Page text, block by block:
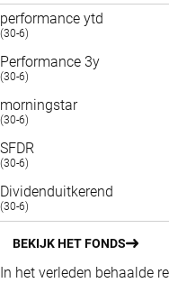
performance ytd
(30-6)
Performance 3y
(30-6)
morningstar
(30-6)
SFDR
(30-6)
Dividenduitkerend
(30-6)
BEKIJK HET FONDS
In het verleden behaalde